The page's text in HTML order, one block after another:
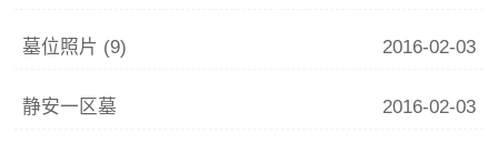
墓位照片 (9) 2016-02-03
静安一区墓 2016-02-03